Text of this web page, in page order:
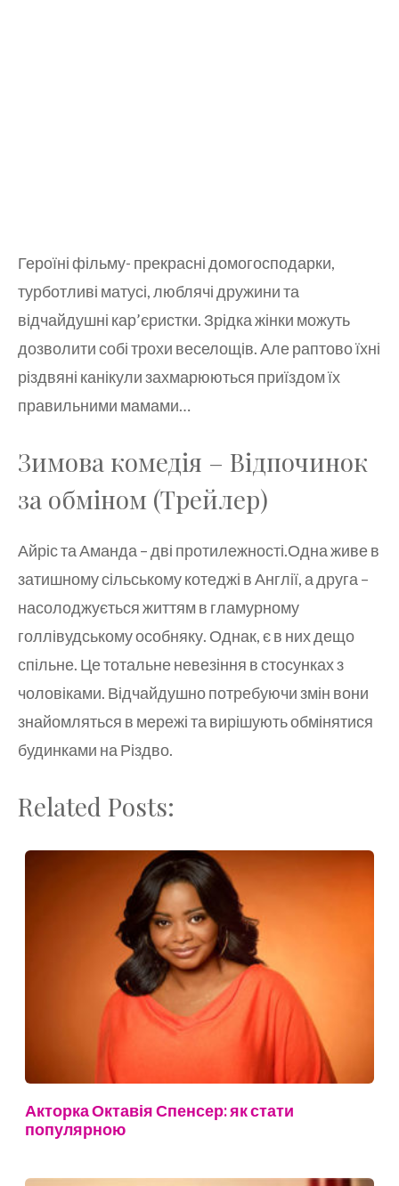
Героїні фільму- прекрасні домогосподарки,
турботливі матусі, люблячі дружини та
відчайдушні кар’єристки. Зрідка жінки можуть
дозволити собі трохи веселощів. Але раптово їхні
різдвяні канікули захмарюються приїздом їх
правильними мамами…
Зимова комедія – Відпочинок
за обміном (Трейлер)
Айріс та Аманда – дві протилежності.Одна живе в
затишному сільському котеджі в Англії, а друга –
насолоджується життям в гламурному
голлівудському особняку. Однак, є в них дещо
спільне. Це тотальне невезіння в стосунках з
чоловіками. Відчайдушно потребуючи змін вони
знайомляться в мережі та вирішують обмінятися
будинками на Різдво.
Related Posts:
Акторка Октавія Спенсер: як стати
популярною